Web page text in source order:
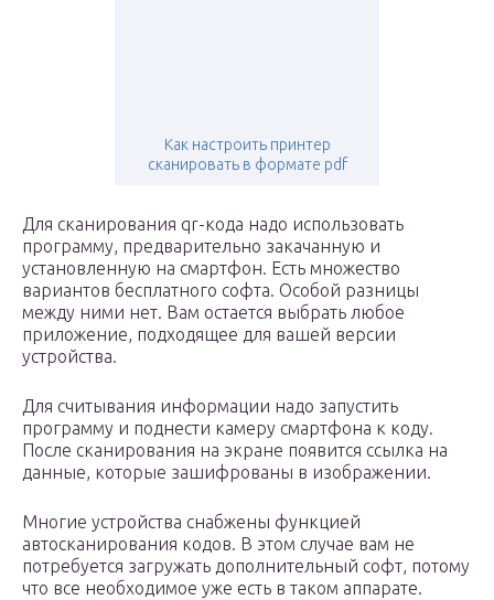
Как настроить принтер
сканировать в формате pdf
Для сканирования qr-кода надо использовать
программу, предварительно закачанную и
установленную на смартфон. Есть множество
вариантов бесплатного софта. Особой разницы
между ними нет. Вам остается выбрать любое
приложение, подходящее для вашей версии
устройства.
Для считывания информации надо запустить
программу и поднести камеру смартфона к коду.
После сканирования на экране появится ссылка на
данные, которые зашифрованы в изображении.
Многие устройства снабжены функцией
автосканирования кодов. В этом случае вам не
потребуется загружать дополнительный софт, потому
что все необходимое уже есть в таком аппарате.